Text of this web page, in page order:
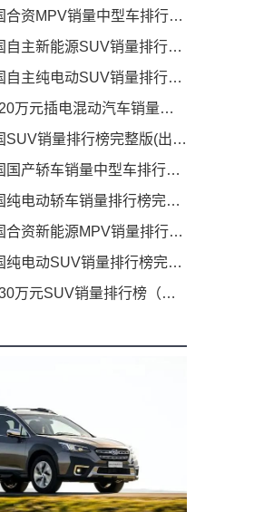
销量中型车排行榜完整版(零售量
能源SUV销量排行榜完整版(零售量
电动SUV销量排行榜完整版(零售量
电混动汽车销量排行榜（零售量）
销量排行榜完整版(出口量
车销量中型车排行榜完整版(零售量
动轿车销量排行榜完整版(批发量
能源MPV销量排行榜完整版(零售量
动SUV销量排行榜完整版(零售量
元SUV销量排行榜（零售量）